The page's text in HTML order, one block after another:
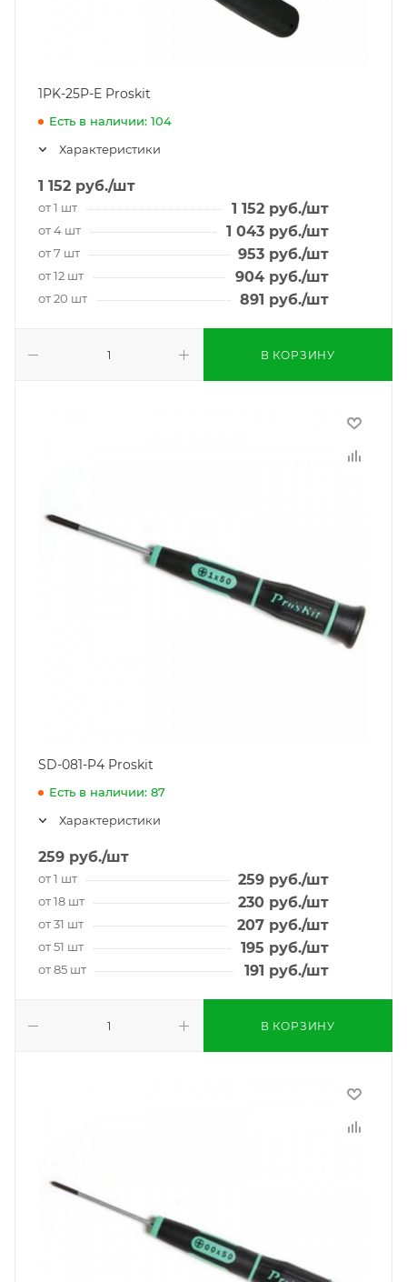
1PK-25P-E Proskit
Есть в наличии: 104
Характеристики
1 152 руб./шт
от 1 шт 1 152 руб./шт
от 4 шт 1 043 руб./шт
от 7 шт 953 руб./шт
от 12 шт 904 руб./шт
от 20 шт 891 руб./шт
В КОРЗИНУ
SD-081-P4 Proskit
Есть в наличии: 87
Характеристики
259 руб./шт
от 1 шт 259 руб./шт
от 18 шт 230 руб./шт
от 31 шт 207 руб./шт
от 51 шт 195 руб./шт
от 85 шт 191 руб./шт
В КОРЗИНУ